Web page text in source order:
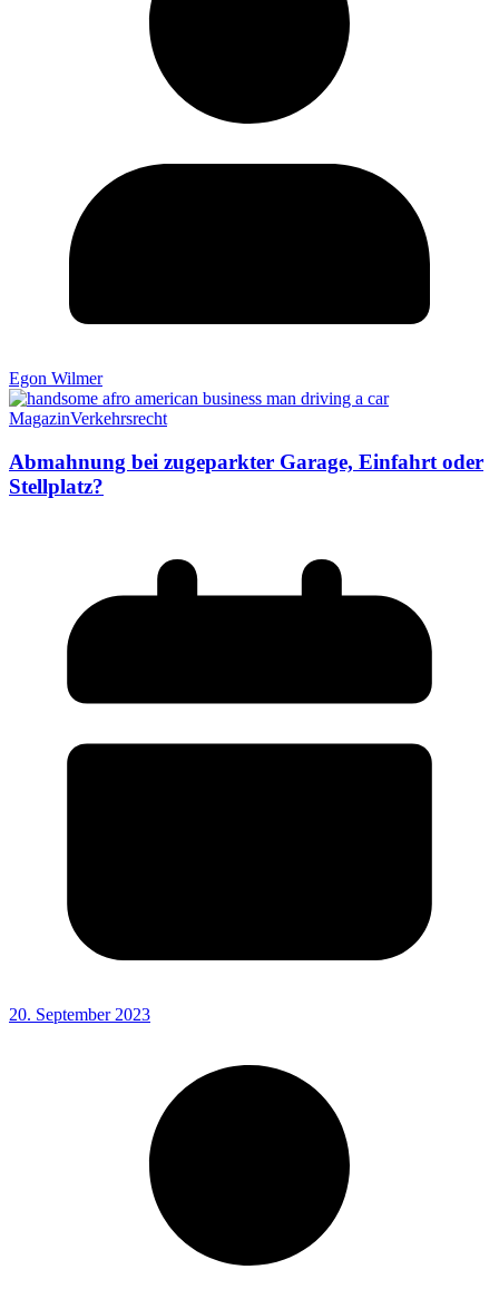
Egon Wilmer
MagazinVerkehrsrecht
Abmahnung bei zugeparkter Garage, Einfahrt oder
Stellplatz?
20. September 2023